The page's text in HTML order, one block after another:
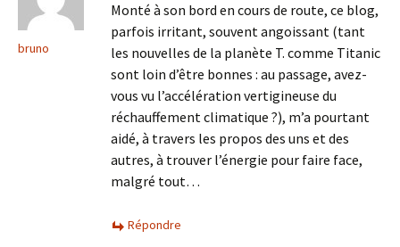
bruno
Monté à son bord en cours de route, ce blog,
parfois irritant, souvent angoissant (tant
les nouvelles de la planète T. comme Titanic
sont loin d’être bonnes : au passage, avez-
vous vu l’accélération vertigineuse du
réchauffement climatique ?), m’a pourtant
aidé, à travers les propos des uns et des
autres, à trouver l’énergie pour faire face,
malgré tout…
Répondre